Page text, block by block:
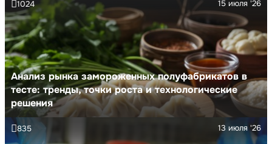
Анализ рынка замороженных полуфабрикатов в
тесте: тренды, точки роста и технологические
решения
15 июля '26
1024
13 июля '26
835